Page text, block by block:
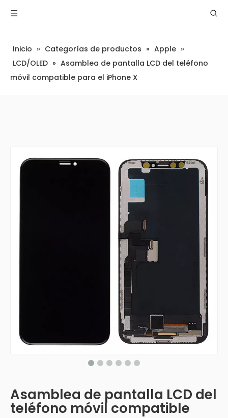
Inicio » Categorías de productos » Apple »
LCD/OLED » Asamblea de pantalla LCD del teléfono
móvil compatible para el iPhone X
Asamblea de pantalla LCD del
teléfono móvil compatible